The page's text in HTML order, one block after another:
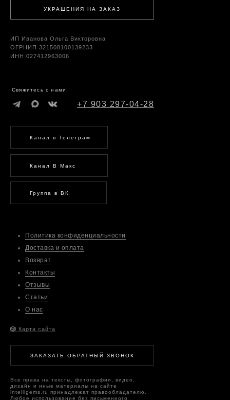
ЗАКАЗАТЬ ОБРАТНЫЙ ЗВОНОК
Все права на тексты, фотографии, видео,
дизайн и иные материалы на сайте
intelligems.ru принадлежат правообладателю.
Любое использование без письменного
УКРАШЕНИЯ НА ЗАКАЗ
Политика конфиденциальности
Доставка и оплата
Возврат
Контакты
Отзывы
Статьи
О нас
+7 903 297-04-28
Канал В Макс
Группа в ВК
Канал в Телеграм
Свяжитесь с нами:
🎲 Карта сайта
ИП Иванова Ольга Викторовна
ОГРНИП 321508100139233
ИНН 027412963006